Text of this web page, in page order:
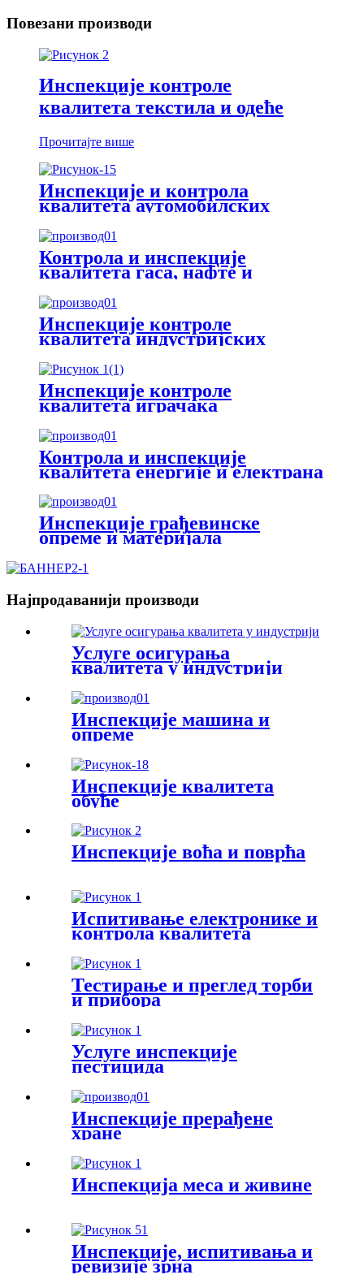
Повезани производи
Инспекције контроле
квалитета текстила и одеће
Прочитајте више
Инспекције и контрола
квалитета аутомобилских
Контрола и инспекције
квалитета гаса, нафте и
Инспекције контроле
квалитета индустријских
постројења и машина
Инспекције контроле
квалитета играчака
Контрола и инспекције
квалитета енергије и електрана
Инспекције грађевинске
опреме и материјала
Најпродаванији производи
Услуге осигурања
квалитета у индустрији
Инспекције машина и
опреме
Инспекције квалитета
обуће
Инспекције воћа и поврћа
Испитивање електронике и
контрола квалитета
Тестирање и преглед торби
и прибора
Услуге инспекције
пестицида
Инспекције прерађене
хране
Инспекција меса и живине
Инспекције, испитивања и
ревизије зрна